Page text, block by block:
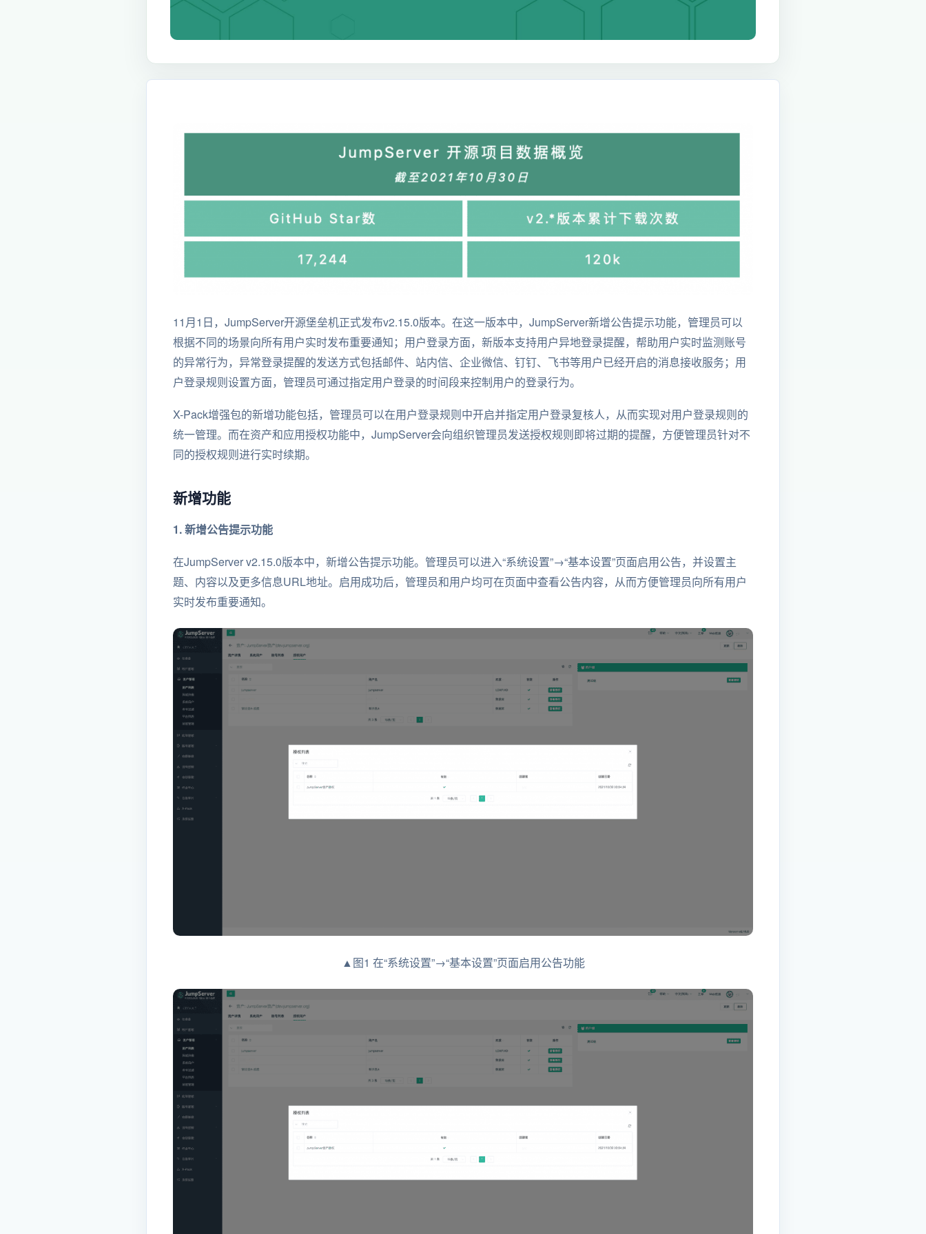
11月1日，JumpServer开源堡垒机正式发布v2.15.0版本。在这一版本中，JumpServer新增公告提示功能，管理员可以
根据不同的场景向所有用户实时发布重要通知；用户登录方面，新版本支持用户异地登录提醒，帮助用户实时监测账号
的异常行为，异常登录提醒的发送方式包括邮件、站内信、企业微信、钉钉、飞书等用户已经开启的消息接收服务；用
户登录规则设置方面，管理员可通过指定用户登录的时间段来控制用户的登录行为。
X-Pack增强包的新增功能包括，管理员可以在用户登录规则中开启并指定用户登录复核人，从而实现对用户登录规则的
统一管理。而在资产和应用授权功能中，JumpServer会向组织管理员发送授权规则即将过期的提醒，方便管理员针对不
同的授权规则进行实时续期。
新增功能
1. 新增公告提示功能
在JumpServer v2.15.0版本中，新增公告提示功能。管理员可以进入“系统设置”→“基本设置”页面启用公告，并设置主
题、内容以及更多信息URL地址。启用成功后，管理员和用户均可在页面中查看公告内容，从而方便管理员向所有用户
实时发布重要通知。
▲图1 在“系统设置”→“基本设置”页面启用公告功能